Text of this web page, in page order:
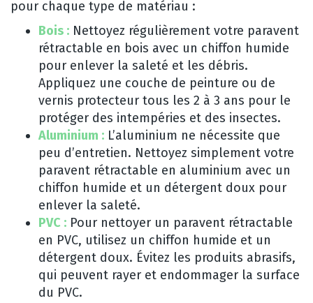
pour chaque type de matériau :
Bois : Nettoyez régulièrement votre paravent
rétractable en bois avec un chiffon humide
pour enlever la saleté et les débris.
Appliquez une couche de peinture ou de
vernis protecteur tous les 2 à 3 ans pour le
protéger des intempéries et des insectes.
Aluminium : L’aluminium ne nécessite que
peu d’entretien. Nettoyez simplement votre
paravent rétractable en aluminium avec un
chiffon humide et un détergent doux pour
enlever la saleté.
PVC : Pour nettoyer un paravent rétractable
en PVC, utilisez un chiffon humide et un
détergent doux. Évitez les produits abrasifs,
qui peuvent rayer et endommager la surface
du PVC.